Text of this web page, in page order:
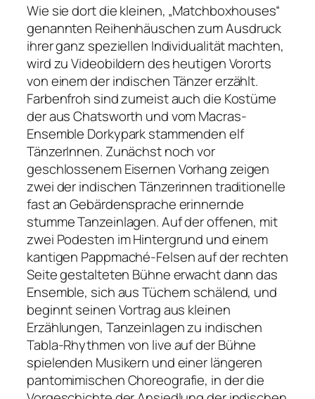
Wie sie dort die kleinen, „Matchboxhouses“
genannten Reihenhäuschen zum Ausdruck
ihrer ganz speziellen Individualität machten,
wird zu Videobildern des heutigen Vororts
von einem der indischen Tänzer erzählt.
Farbenfroh sind zumeist auch die Kostüme
der aus Chatsworth und vom Macras-
Ensemble Dorkypark stammenden elf
TänzerInnen. Zunächst noch vor
geschlossenem Eisernen Vorhang zeigen
zwei der indischen Tänzerinnen traditionelle
fast an Gebärdensprache erinnernde
stumme Tanzeinlagen. Auf der offenen, mit
zwei Podesten im Hintergrund und einem
kantigen Pappmaché-Felsen auf der rechten
Seite gestalteten Bühne erwacht dann das
Ensemble, sich aus Tüchern schälend, und
beginnt seinen Vortrag aus kleinen
Erzählungen, Tanzeinlagen zu indischen
Tabla-Rhythmen von live auf der Bühne
spielenden Musikern und einer längeren
pantomimischen Choreografie, in der die